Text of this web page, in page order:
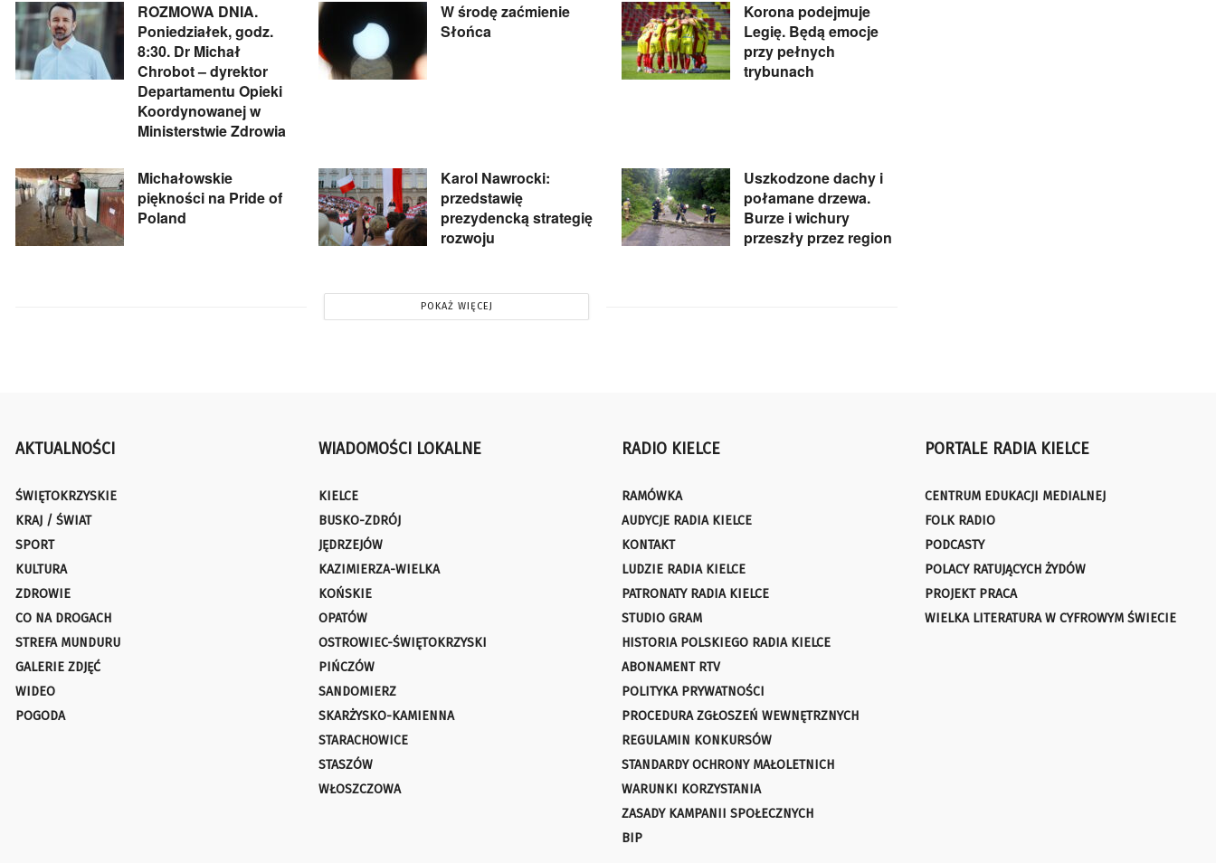
ROZMOWA DNIA.
Poniedziałek, godz.
8:30. Dr Michał
Chrobot – dyrektor
Departamentu Opieki
Koordynowanej w
Ministerstwie Zdrowia
W środę zaćmienie
Słońca
Korona podejmuje
Legię. Będą emocje
przy pełnych
trybunach
Michałowskie
piękności na Pride of
Poland
Karol Nawrocki:
przedstawię
prezydencką strategię
rozwoju
Uszkodzone dachy i
połamane drzewa.
Burze i wichury
przeszły przez region
POKAŻ WIĘCEJ
AKTUALNOŚCI
ŚWIĘTOKRZYSKIE
KRAJ / ŚWIAT
SPORT
KULTURA
ZDROWIE
CO NA DROGACH
STREFA MUNDURU
GALERIE ZDJĘĆ
WIDEO
POGODA
WIADOMOŚCI LOKALNE
KIELCE
BUSKO-ZDRÓJ
JĘDRZEJÓW
KAZIMIERZA-WIELKA
KOŃSKIE
OPATÓW
OSTROWIEC-ŚWIĘTOKRZYSKI
PIŃCZÓW
SANDOMIERZ
SKARŻYSKO-KAMIENNA
STARACHOWICE
STASZÓW
WŁOSZCZOWA
RADIO KIELCE
RAMÓWKA
AUDYCJE RADIA KIELCE
KONTAKT
LUDZIE RADIA KIELCE
PATRONATY RADIA KIELCE
STUDIO GRAM
HISTORIA POLSKIEGO RADIA KIELCE
ABONAMENT RTV
POLITYKA PRYWATNOŚCI
PROCEDURA ZGŁOSZEŃ WEWNĘTRZNYCH
REGULAMIN KONKURSÓW
STANDARDY OCHRONY MAŁOLETNICH
WARUNKI KORZYSTANIA
ZASADY KAMPANII SPOŁECZNYCH
BIP
PORTALE RADIA KIELCE
CENTRUM EDUKACJI MEDIALNEJ
FOLK RADIO
PODCASTY
POLACY RATUJĄCYCH ŻYDÓW
PROJEKT PRACA
WIELKA LITERATURA W CYFROWYM ŚWIECIE